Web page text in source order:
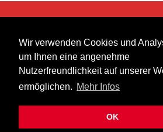
Wir verwenden Cookies und
um Ihnen eine angenehme
Nutzerfreundlichkeit auf unserer
ermöglichen. Mehr Infos
OK
heer musik ag
Lättenstrasse 35
8952 Schlieren
info@heermusic.com